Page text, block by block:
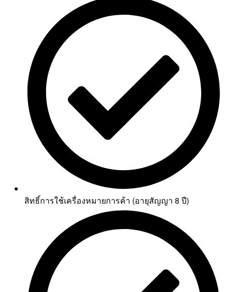
สิทธิ์การใช้เครื่องหมายการค้า (อายุสัญญา 8 ปี)